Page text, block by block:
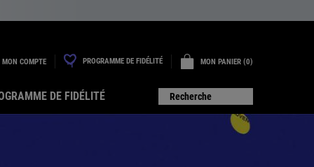
MON COMPTE PROGRAMME DE FIDÉLITÉ MON PANIER 0
0 PRODUIT
DE FIDÉLITÉ Recherche